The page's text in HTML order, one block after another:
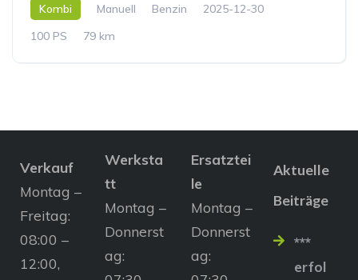
Kombi Manuell Benzin
2025-12-30
100 PS
79 km
Verkauf
Montag –
Freitag:
08:00 –
12:00,
Werksta
tt
Montag –
Donnerst
ag:
Ersatztei
le
Montag –
Donnerst
ag:
Aktuelle
Beiträge
***
erfol